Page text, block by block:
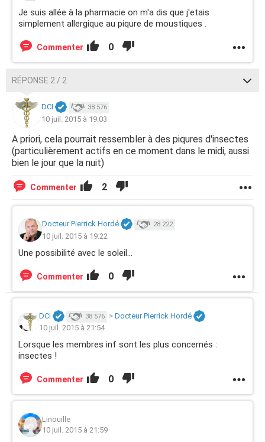
Je suis allée à la pharmacie on m'a dis que j'etais
simplement allergique au piqure de moustiques .
Commenter 0
RÉPONSE 2 / 2
DCI 38 576
10 juil. 2015 à 19:03
A priori, cela pourrait ressembler à des piqures d'insectes
(particulièrement actifs en ce moment dans le midi, aussi
bien le jour que la nuit)
Commenter 2
Docteur Pierrick Hordé 28 222
10 juil. 2015 à 19:22
Une possibilité avec le soleil...
Commenter 0
DCI 38 576 > Docteur Pierrick Hordé
10 juil. 2015 à 21:54
Lorsque les membres inf sont les plus concernés :
insectes !
Commenter 0
Linouille
10 juil. 2015 à 21:59